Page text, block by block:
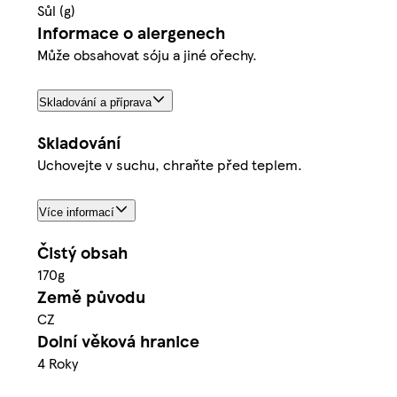
Sůl (g)
Informace o alergenech
Může obsahovat sóju a jiné ořechy.
Skladování a příprava
Skladování
Uchovejte v suchu, chraňte před teplem.
Více informací
Čistý obsah
170g
Země původu
CZ
Dolní věková hranice
4 Roky